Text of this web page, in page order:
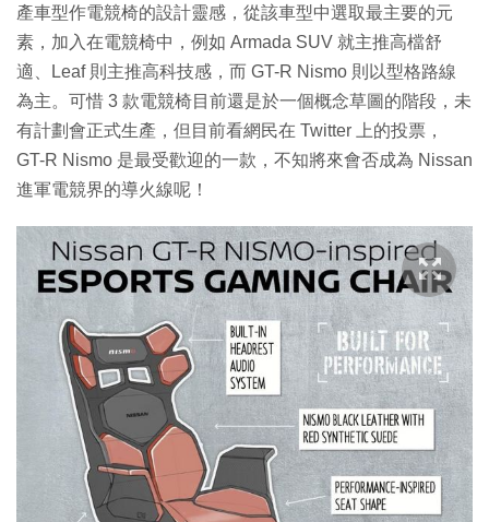
產車型作電競椅的設計靈感，從該車型中選取最主要的元
素，加入在電競椅中，例如 Armada SUV 就主推高檔舒
適、Leaf 則主推高科技感，而 GT-R Nismo 則以型格路線
為主。可惜 3 款電競椅目前還是於一個概念草圖的階段，未
有計劃會正式生產，但目前看網民在 Twitter 上的投票，
GT-R Nismo 是最受歡迎的一款，不知將來會否成為 Nissan
進軍電競界的導火線呢！